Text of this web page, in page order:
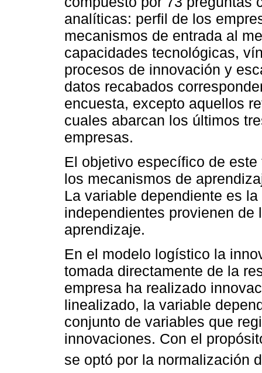
analíticas: perfil de los
mecanismos de entrada al
capacidades tecnológicas,
procesos de innovación y
datos recabados
encuesta, excepto aquellos
cuales abarcan los últimos
empresas.
El objetivo específico de
los mecanismos de
La variable dependiente es
independientes provienen
aprendizaje.
En el modelo logístico la
tomada directamente de la
empresa ha realizado
linealizado, la variable
conjunto de variables que
innovaciones. Con el
se optó por la normalización